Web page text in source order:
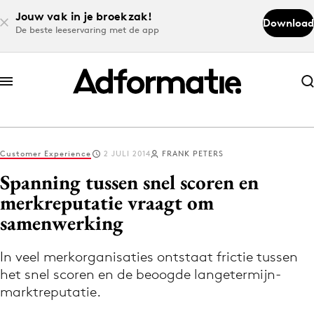
Jouw vak in je broekzak!
De beste leeservaring met de app
Download
Abonneer nu
Abonneer nu
Log in
Download de app
Volg het laatste nieuws via de Adformatie
Nieuws app
Customer Experience 2 JULI 2014 FRANK PETERS
Spanning tussen snel scoren en
merkreputatie vraagt om
samenwerking
In veel merkorganisaties ontstaat frictie tussen
het snel scoren en de beoogde langetermijn-
marktreputatie.